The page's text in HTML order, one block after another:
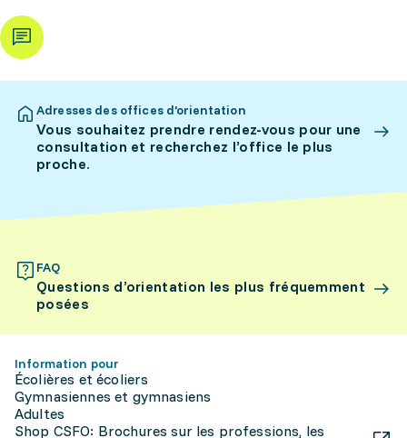
Adresses des offices d’orientation
Vous souhaitez prendre rendez-vous pour une
consultation et recherchez l’office le plus
proche.
FAQ
Questions d’orientation les plus fréquemment
posées
Information pour
Écolières et écoliers
Gymnasiennes et gymnasiens
Adultes
Shop CSFO: Brochures sur les professions, les